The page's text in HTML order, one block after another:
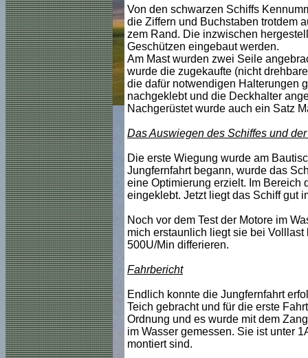
Von den schwarzen Schiffs
die Ziffern und Buchstaben trotdem
zem Rand. Die inzwischen
Geschützen eingebaut werden.
Am Mast wurden zwei Seile
wurde die zugekaufte (nicht
die dafür notwendigen Halterungen
nachgeklebt und die Deckhalter
Nachgerüstet wurde auch ein Satz
Das Auswiegen des Schiffes und
Die erste Wiegung wurde am
Jungfernfahrt begann, wurde das
eine Optimierung erzielt. Im Bereich
eingeklebt. Jetzt liegt das Schiff gut
Noch vor dem Test der Motore im
mich erstaunlich liegt sie bei
500U/Min differieren.
Fahrbericht
Endlich konnte die Jungfernfahrt
Teich gebracht und für die erste
Ordnung und es wurde mit dem
im Wasser gemessen. Sie ist unter
montiert sind.